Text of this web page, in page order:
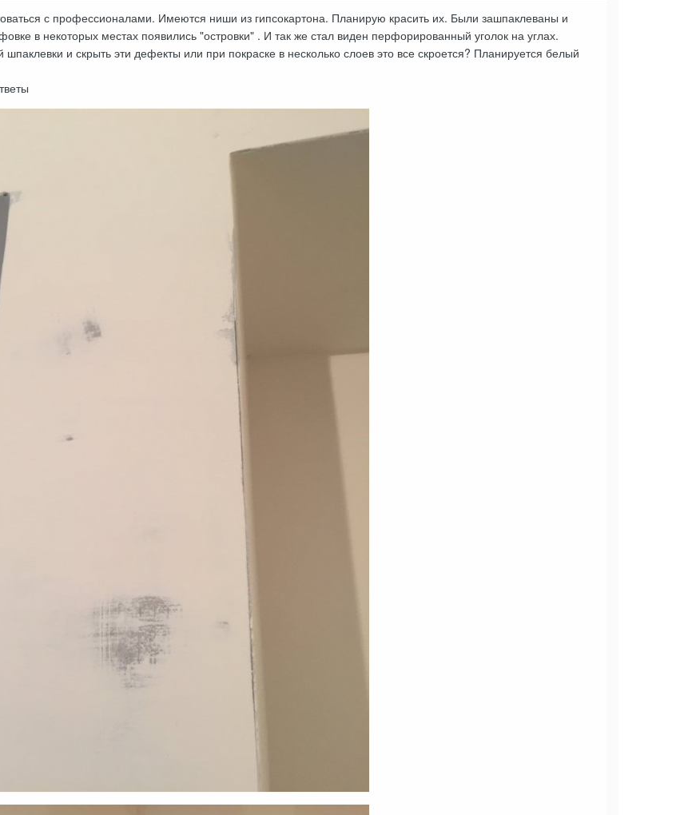
с профессионалами. Имеются ниши из гипсокартона. Планирую красить их. Были зашпаклеваны и
в некоторых местах появились "островки" . И так же стал виден перфорированный уголок на углах.
и скрыть эти дефекты или при покраске в несколько слоев это все скроется? Планируется белый